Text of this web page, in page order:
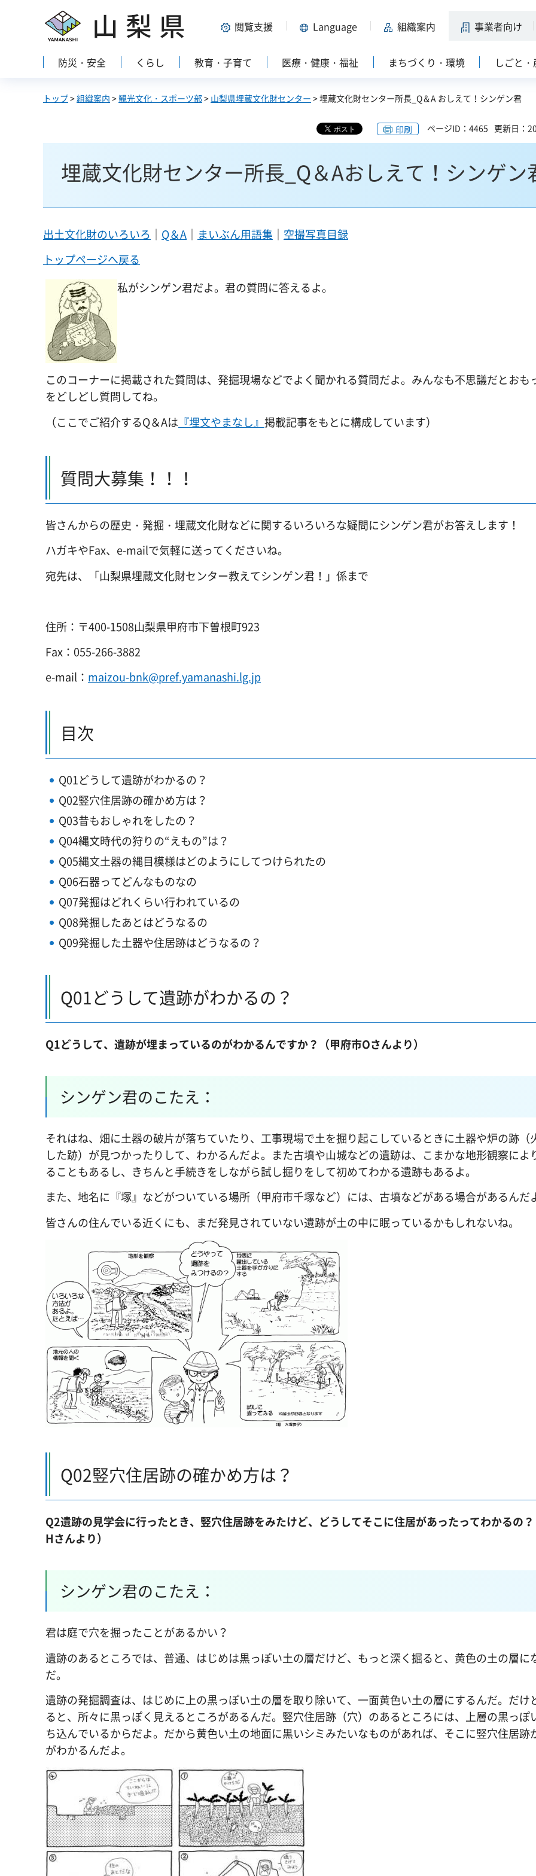
山梨県 閲覧支援 Language 組織案内 事業者向け
防災・安全 くらし 教育・子育て 医療・健康・福祉 まちづくり・環境 しごと
トップ>組織案内 >観光文化・スポーツ部> 山梨県埋蔵文化財センター > 埋蔵文化財センター所長_Q＆A おしえて！シンゲン君
印刷 ページID：4465 更新日：
埋蔵文化財センター所長_Q＆Aおしえて！シンゲン
出土文化財のいろいろ ｜ Q＆A ｜ まいぶん用語集 ｜ 空撮写真目録
トップページへ戻る
私がシンゲン君だよ。君の質問に答えるよ。
このコーナーに掲載された質問は、発掘現場などでよく聞かれる質問だよ。みんなも不思議だとおも
をどしどし質問してね。
（ここでご紹介するQ＆Aは 『埋文やまなし』 掲載記事をもとに構成しています）
質問大募集！！！
皆さんからの歴史・発掘・埋蔵文化財などに関するいろいろな疑問にシンゲン君がお答えします！
ハガキやFax、e-mailで気軽に送ってくださいね。
宛先は、「山梨県埋蔵文化財センター教えてシンゲン君！」係まで
住所：〒400-1508山梨県甲府市下曽根町923
Fax：055-266-3882
e-mail： maizou-bnk@pref.yamanashi.lg.jp
目次
Q01どうして遺跡がわかるの？
Q02竪穴住居跡の確かめ方は？
Q03昔もおしゃれをしたの？
Q04縄文時代の狩りの“えもの”は？
Q05縄文土器の縄目模様はどのようにしてつけられたの
Q06石器ってどんなものなの
Q07発掘はどれくらい行われているの
Q08発掘したあとはどうなるの
Q09発掘した土器や住居跡はどうなるの？
Q01どうして遺跡がわかるの？
Q1どうして、遺跡が埋まっているのがわかるんですか？（甲府市Oさんより）
シンゲン君のこたえ：
それはね、畑に土器の破片が落ちていたり、工事現場で土を掘り起こしているときに土器や炉の跡（
した跡）が見つかったりして、わかるんだよ。また古墳や山城などの遺跡は、こまかな地形観察によ
ることもあるし、きちんと手続きをしながら試し掘りをして初めてわかる遺跡もあるよ。
また、地名に『塚』などがついている場所（甲府市千塚など）には、古墳などがある場合があるんだ
皆さんの住んでいる近くにも、まだ発見されていない遺跡が土の中に眠っているかもしれないね。
Q02竪穴住居跡の確かめ方は？
Q2遺跡の見学会に行ったとき、竪穴住居跡をみたけど、どうしてそこに住居があったってわかるの
Hさんより）
シンゲン君のこたえ：
君は庭で穴を掘ったことがあるかい？
遺跡のあるところでは、普通、はじめは黒っぽい土の層だけど、もっと深く掘ると、黄色の土の層に
だ。
遺跡の発掘調査は、はじめに上の黒っぽい土の層を取り除いて、一面黄色い土の層にするんだ。だけ
ると、所々に黒っぽく見えるところがあるんだ。竪穴住居跡（穴）のあるところには、上層の黒っぽ
ち込んでいるからだよ。だから黄色い土の地面に黒いシミみたいなものがあれば、そこに竪穴住居跡
がわかるんだよ。